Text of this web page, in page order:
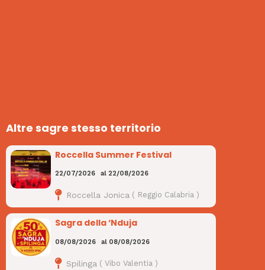
Altre sagre stesso territorio
Roccella Summer Festival
22/07/2026 al 22/08/2026
Roccella Jonica ( Reggio Calabria )
Sagra della ‘Nduja
08/08/2026 al 08/08/2026
Spilinga (Vibo Valentia )